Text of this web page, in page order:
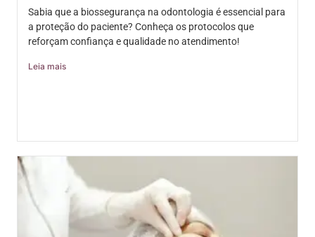
Sabia que a biossegurança na odontologia é essencial para
a proteção do paciente? Conheça os protocolos que
reforçam confiança e qualidade no atendimento!
Leia mais